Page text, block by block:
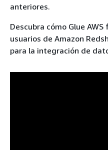
anteriores.
Descubra cómo Glue
usuarios de Amazon
para la integración de